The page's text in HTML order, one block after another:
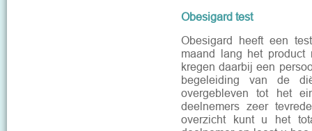
Obesigard test
Obesigard heeft een
maand lang het product
kregen daarbij een
begeleiding van de
overgebleven tot het
deelnemers zeer
overzicht kunt u het